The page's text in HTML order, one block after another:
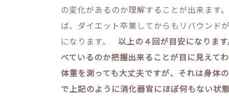
の変化があるのか理解することが出来ます
ば、ダイエット卒業してからもリバウンド
になります。 以上の４回が目安になります
べているのか把握出来ることが目に見えて
体重を測っても大丈夫ですが、それは身体
で上記のように消化器官にほぼ何もない状